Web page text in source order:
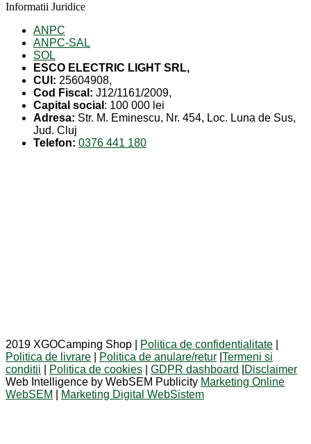
Informatii Juridice
ANPC
ANPC-SAL
SOL
ESCO ELECTRIC LIGHT SRL,
CUI: 25604908,
Cod Fiscal: J12/1161/2009,
Capital social : 100 000 lei
Adresa: Str. M. Eminescu, Nr. 454, Loc. Luna de Sus,
Jud. Cluj
Telefon: 0376 441 180
2019 XGOCamping Shop | Politica de confidentialitate
Politica de livrare
Politica de anulare/retur Termeni si
conditii
Politica de cookies GDPR dashboard
Disclaimer
Web Intelligence by WebSEM Publicity Marketing Online
WebSEM
Marketing Digital WebSistem